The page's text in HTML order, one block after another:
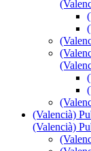
(Valencià)
(Valencià)